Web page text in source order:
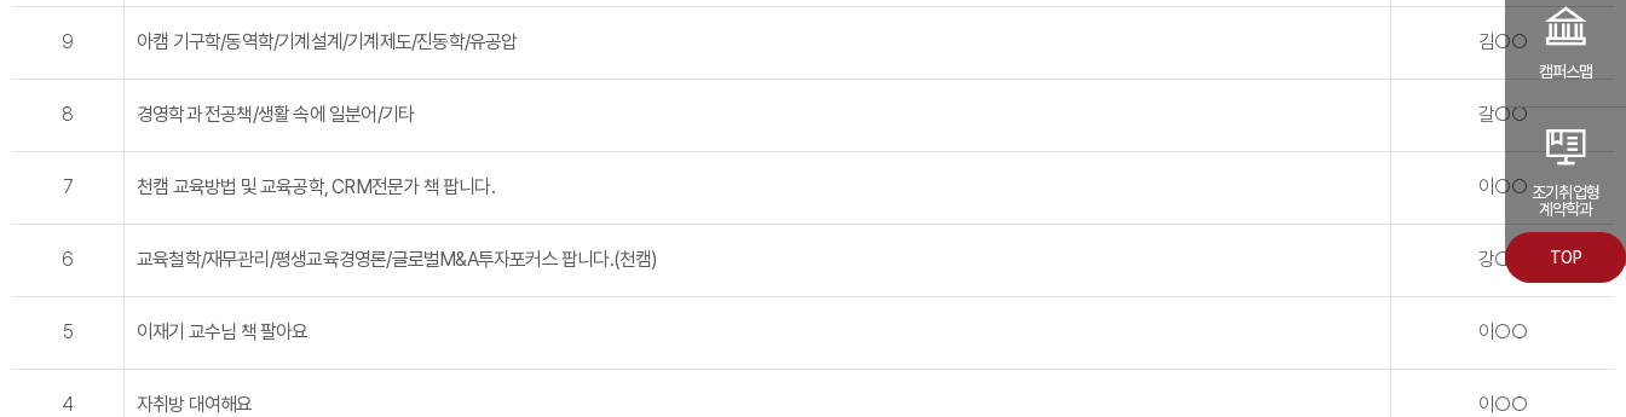
캠퍼스맵
조기취업형
계약학과
TOP
9 아캠 기구학/동역학/기계설계/기계제도/진동학/유공압 김○○
8 경영학과 전공책/생활 속에 일분어/기타 갈○○
7 천캠 교육방법 및 교육공학, CRM전문가 책 팝니다. 이○○
6 교육철학/재무관리/평생교육경영론/글로벌M&A투자포커스 팝니다.(천캠) 강○○
5 이재기 교수님 책 팔아요 이○○
4 자취방 대여해요 이○○